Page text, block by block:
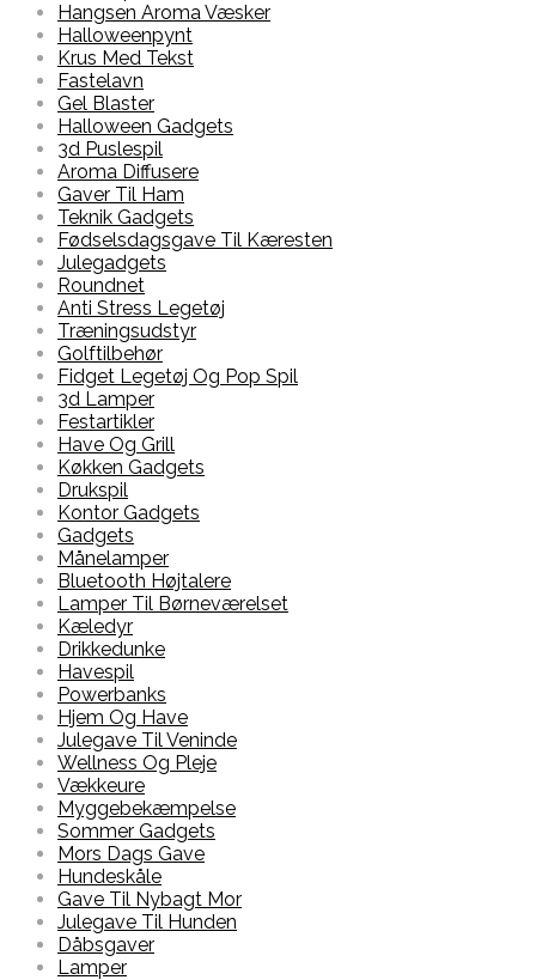
Hangsen Aroma Væsker
Halloweenpynt
Krus Med Tekst
Fastelavn
Gel Blaster
Halloween Gadgets
3d Puslespil
Aroma Diffusere
Gaver Til Ham
Teknik Gadgets
Fødselsdagsgave Til Kæresten
Julegadgets
Roundnet
Anti Stress Legetøj
Træningsudstyr
Golftilbehør
Fidget Legetøj Og Pop Spil
3d Lamper
Festartikler
Have Og Grill
Køkken Gadgets
Drukspil
Kontor Gadgets
Gadgets
Månelamper
Bluetooth Højtalere
Lamper Til Børneværelset
Kæledyr
Drikkedunke
Havespil
Powerbanks
Hjem Og Have
Julegave Til Veninde
Wellness Og Pleje
Vækkeure
Myggebekæmpelse
Sommer Gadgets
Mors Dags Gave
Hundeskåle
Gave Til Nybagt Mor
Julegave Til Hunden
Dåbsgaver
Lamper